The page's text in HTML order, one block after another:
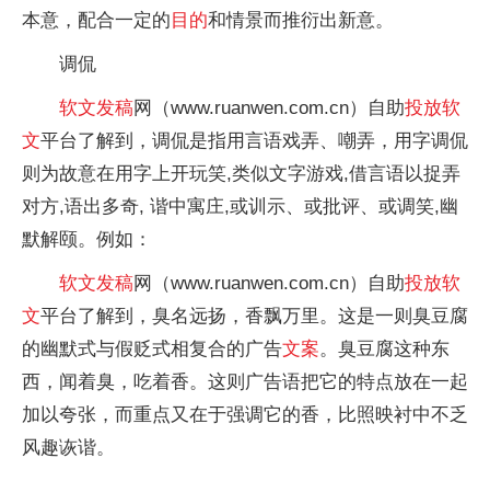
本意，配合一定的目的和情景而推衍出新意。
调侃
软文发稿网（www.ruanwen.com.cn）自助投放软
文平台了解到，调侃是指用言语戏弄、嘲弄，用字调侃
则为故意在用字上开玩笑,类似文字游戏,借言语以捉弄
对方,语出多奇, 谐中寓庄,或训示、或批评、或调笑,幽
默解颐。例如：
软文发稿网（www.ruanwen.com.cn）自助投放软
文平台了解到，臭名远扬，香飘万里。这是一则臭豆腐
的幽默式与假贬式相复合的广告文案。臭豆腐这种东
西，闻着臭，吃着香。这则广告语把它的特点放在一起
加以夸张，而重点又在于强调它的香，比照映衬中不乏
风趣诙谐。